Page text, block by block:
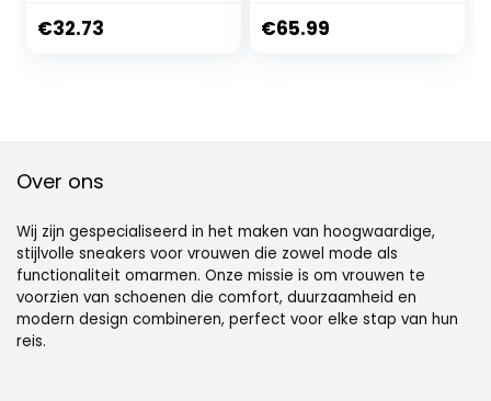
€32.73 €65.99
Over ons
Wij zijn gespecialiseerd in het maken van hoogwaardige,
stijlvolle sneakers voor vrouwen die zowel mode als
functionaliteit omarmen. Onze missie is om vrouwen te
voorzien van schoenen die comfort, duurzaamheid en
modern design combineren, perfect voor elke stap van hun
reis.